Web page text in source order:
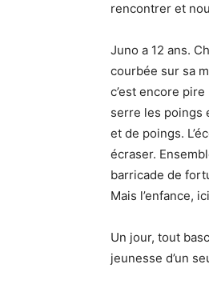
rencontrer et
Juno a 12 ans.
courbée sur sa
c’est encore
serre les poings
et de poings.
écraser.
barricade de
Mais l’enfance,
Un jour, tout
jeunesse d’un